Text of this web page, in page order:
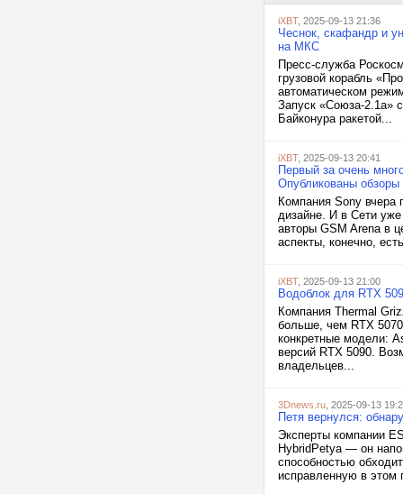
iXBT, 2025-09-13 21:36
Чеснок, скафандр и
на МКС
Пресс-служба
грузовой корабль
автоматическом
Запуск «Союза-2.1а»
Байконура ракетой...
iXBT, 2025-09-13 20:41
Первый за очень
Опубликованы
Компания Sony вчера
дизайне. И в Сети
авторы GSM Arena в
аспекты, конечно,
iXBT, 2025-09-13 21:00
Водоблок для RTX
Компания Thermal
больше, чем RTX
конкретные модели:
версий RTX 5090.
владельцев...
3Dnews.ru , 2025-09-13
Петя вернулся:
Эксперты компании
HybridPetya — он
способностью
исправленную в этом